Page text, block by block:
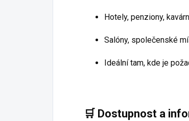
Hotely, penziony,
Salóny, společenské
Ideální tam, kde je
🛒 Dostupnost a